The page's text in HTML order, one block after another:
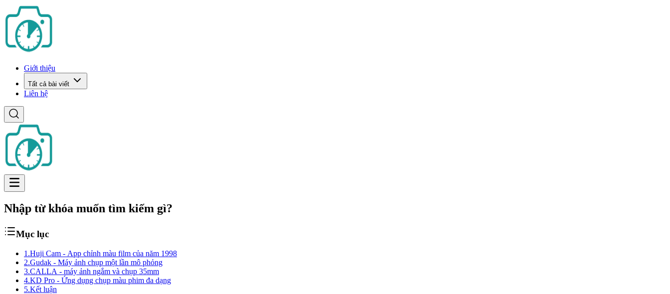
Giới thiệu
Tất cả bài viết
Liên hệ
Nhập từ khóa muốn tìm kiếm gì?
Mục lục
1.Huji Cam - App chỉnh màu film của năm 1998
2.Gudak - Máy ảnh chụp một lần mô phỏng
3.CALLA - máy ảnh ngắm và chụp 35mm
4.KD Pro - Ứng dụng chụp màu phim đa dạng
5.Kết luận